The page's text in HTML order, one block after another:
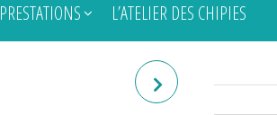
PRESTATIONS L’ATELIER DES CHIPIES